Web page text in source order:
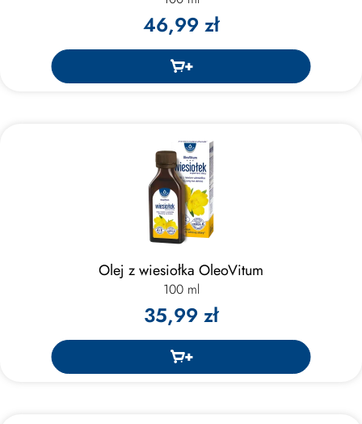
46,99 zł
Olej z wiesiołka OleoVitum
100 ml
35,99 zł